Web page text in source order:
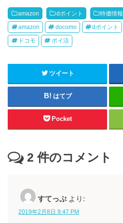
amazon dポイント 特価情報
amazon docomo dポイント
ドコモ ポイ活
ツイート
はてブ
Pocket
2 件のコメント
すてっぷ より:
2019年2月8日 9:47 PM